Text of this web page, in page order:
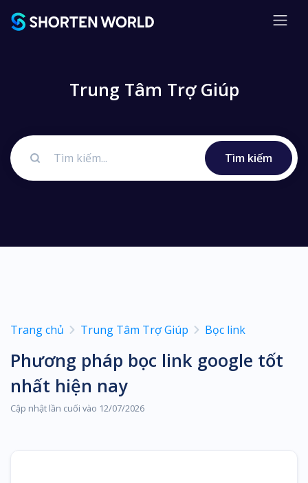
Trung Tâm Trợ Giúp
Tìm kiếm
Trang chủ Trung Tâm Trợ Giúp Bọc link
Phương pháp bọc link google tốt
nhất hiện nay
Cập nhật lần cuối vào 12/07/2026